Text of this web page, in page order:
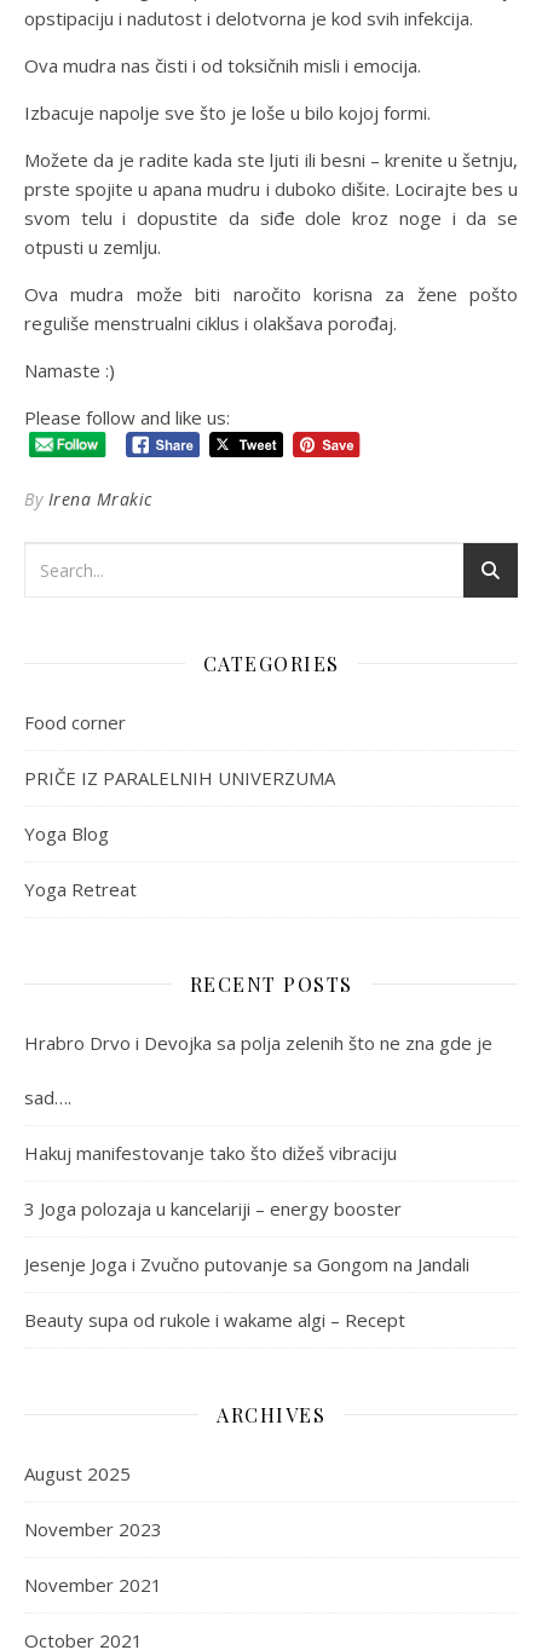
opstipaciju i nadutost i delotvorna je kod svih infekcija.
Ova mudra nas čisti i od toksičnih misli i emocija.
Izbacuje napolje sve što je loše u bilo kojoj formi.
Možete da je radite kada ste ljuti ili besni – krenite u šetnju,
prste spojite u apana mudru i duboko dišite. Locirajte bes u
svom telu i dopustite da siđe dole kroz noge i da se
otpusti u zemlju.
Ova mudra može biti naročito korisna za žene pošto
reguliše menstrualni ciklus i olakšava porođaj.
Namaste :)
Please follow and like us:
By Irena Mrakic
CATEGORIES
Food corner
PRIČE IZ PARALELNIH UNIVERZUMA
Yoga Blog
Yoga Retreat
RECENT POSTS
Hrabro Drvo i Devojka sa polja zelenih što ne zna gde je
sad….
Hakuj manifestovanje tako što dižeš vibraciju
3 Joga polozaja u kancelariji – energy booster
Jesenje Joga i Zvučno putovanje sa Gongom na Jandali
Beauty supa od rukole i wakame algi – Recept
ARCHIVES
August 2025
November 2023
November 2021
October 2021